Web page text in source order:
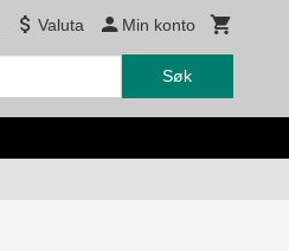
Valuta Min konto
Søk